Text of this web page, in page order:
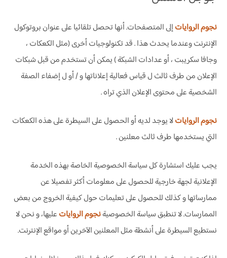
نجوم الرواياتإلى المتصفحات. أنها تحصل تلقائيا على عنوان بروتوكول
الإنترنت وعندما يحدث هذا . قد تكنولوجيات أخرى (مثل الكعكات ،
وجافا سكريبت ، أو عدادات الشبكة ) يمكن أن تستخدم من قبل شبكات
الإعلان من طرف ثالث ل قياس فعالية إعلاناتها و / أو ل إضفاء الصفة
الشخصية على محتوى الإعلان الذي تراه .
نجوم الرواياتلا يوجد لديه أو الحصول على السيطرة على هذه الكعكات
التي يستخدمها طرف ثالث معلنين .
يجب عليك استشارة كل سياسة الخصوصية الخاصة بهذه الخدمة
الإعلانية لجهة خارجية للحصول على معلومات أكثر تفصيلا عن
ممارساتها و كذلك للحصول على تعليمات حول كيفية الخروج من بعض
الممارسات. لا تنطبق سياسة الخصوصيةنجوم الرواياتعليها، و نحن لا
نستطيع السيطرة على أنشطة مثل المعلنين الآخرين أو مواقع الإنترنت.